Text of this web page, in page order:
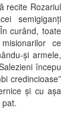
recite Rozariul
semigiganți
curând, toate
ce
și armele,
începu
credincioase”
și cu așa